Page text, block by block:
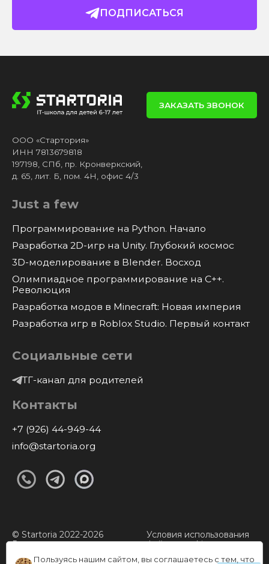
ПОДПИСАТЬСЯ
ООО «Стартория»
ИНН 7813679818
197198, СПб, пр. Кронверкский,
д. 65, лит. Б, пом. 4Н, офис 4/3
ЗАКАЗАТЬ ЗВОНОК
Just a few
Программирование на Python. Начало
Разработка 2D-игр на Unity. Глубокий космос
3D-моделирование в Blender. Восход
Олимпиадное программирование на C++.
Революция
Разработка модов в Minecraft: Новая империя
Разработка игр в Roblox Studio. Первый контакт
Социальные сети
ТГ-канал для родителей
Контакты
+7 (926) 44-949-44
info@startoria.org
© Startoria 2022-2026
Все права защищены.
Условия использования
файлов cookie
Пользуясь нашим сайтом, вы соглашаетесь с тем, что